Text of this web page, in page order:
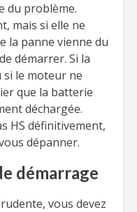
du problème.
mais si elle ne
la panne vienne du
démarrer. Si la
le moteur ne
que la batterie
déchargée.
HS définitivement,
dépanner.
démarrage
vous devez